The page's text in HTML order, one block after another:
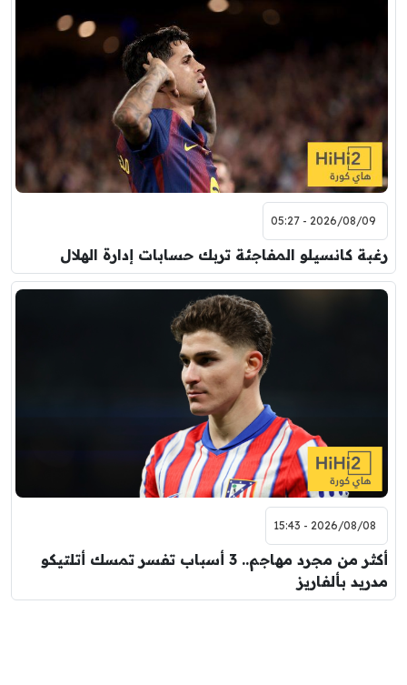
2026/08/09 - 05:27
رغبة كانسيلو المفاجئة تربك حسابات إدارة الهلال
2026/08/08 - 15:43
أكثر من مجرد مهاجم.. 3 أسباب تفسر تمسك أتلتيكو
مدريد بألفاريز